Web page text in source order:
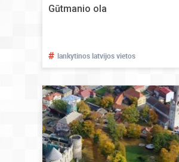
Gūtmanio ola
# lankytinos latvijos vietos